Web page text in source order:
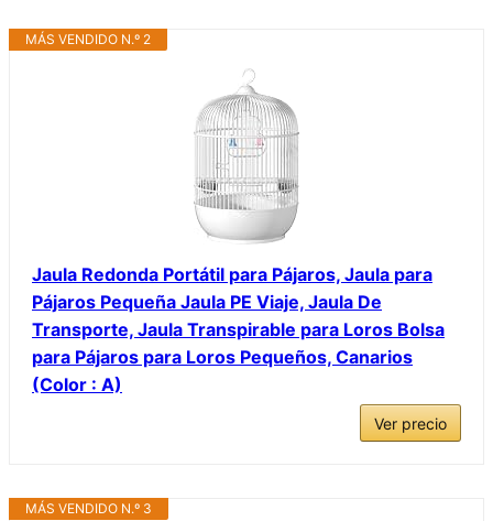
MÁS VENDIDO N.º 2
Jaula Redonda Portátil para Pájaros, Jaula para
Pájaros Pequeña Jaula PE Viaje, Jaula De
Transporte, Jaula Transpirable para Loros Bolsa
para Pájaros para Loros Pequeños, Canarios
(Color : A)
Ver precio
MÁS VENDIDO N.º 3